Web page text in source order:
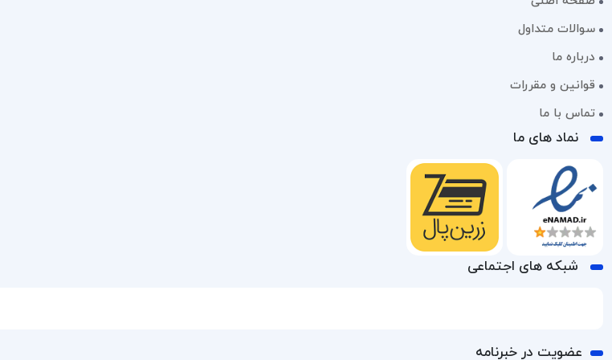
سوالات متداول
درباره ما
قوانین و مقررات
تماس با ما
نماد های ما
شبکه های اجتماعی
عضویت در خبرنامه